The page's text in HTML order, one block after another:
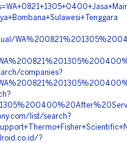
companies?
list/search?
?